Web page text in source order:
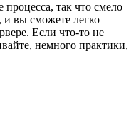
процесса, так что смело
и вы сможете легко
Если что-то не
немного практики,